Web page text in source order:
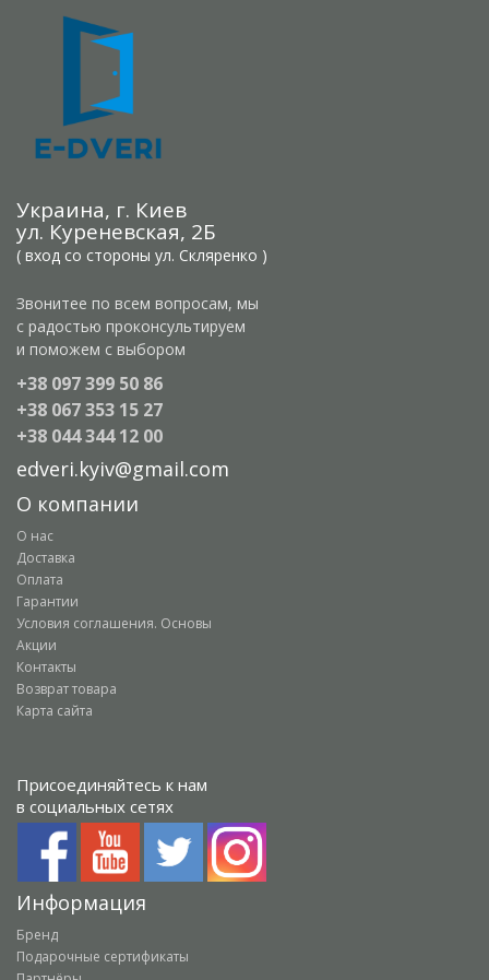
Украина, г. Киев
ул. Куреневская, 2Б
( вход со стороны ул. Скляренко )
Звонитее по всем вопросам, мы
с радостью проконсультируем
и поможем с выбором
+38 097 399 50 86
+38 067 353 15 27
+38 044 344 12 00
edveri.kyiv@gmail.com
О компании
О нас
Доставка
Оплата
Гарантии
Условия соглашения. Основы
Акции
Контакты
Возврат товара
Карта сайта
Присоединяйтесь к нам
в социальных сетях
Информация
Бренд
Подарочные сертификаты